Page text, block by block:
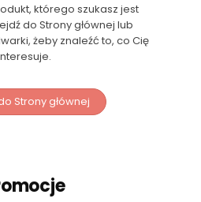
którego szukasz jest
do Strony głównej lub
żeby znaleźć to, co Cię
Strony głównej